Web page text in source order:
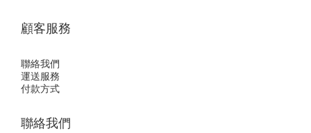
顧客服務
聯絡我們
運送服務
付款方式
聯絡我們